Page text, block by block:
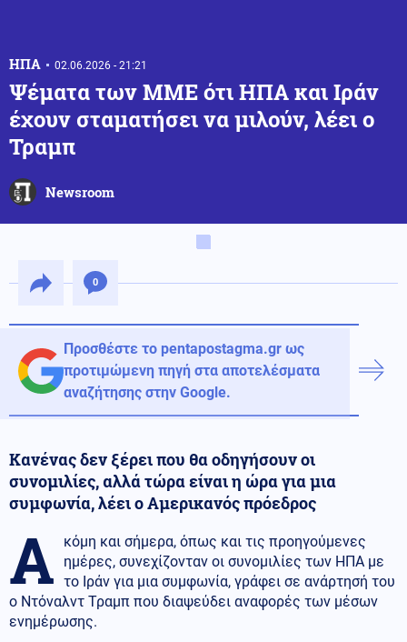
ΗΠΑ 02.06.2026 - 21:21
Ψέματα των ΜΜΕ ότι ΗΠΑ και Ιράν
έχουν σταματήσει να μιλούν, λέει ο
Τραμπ
Newsroom
0
Προσθέστε το pentapostagma.gr ως
προτιμώμενη πηγή στα αποτελέσματα
αναζήτησης στην Google.
Κανένας δεν ξέρει που θα οδηγήσουν οι
συνομιλίες, αλλά τώρα είναι η ώρα για μια
συμφωνία, λέει ο Αμερικανός πρόεδρος
Α
κόμη και σήμερα, όπως και τις προηγούμενες
ημέρες, συνεχίζονταν οι συνομιλίες των ΗΠΑ με
το Ιράν για μια συμφωνία, γράφει σε ανάρτησή του
ο Ντόναλντ Τραμπ που διαψεύδει αναφορές των μέσων
ενημέρωσης.